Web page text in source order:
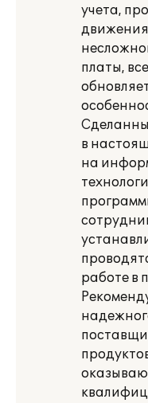
учета,
платы,
в
на
работе в